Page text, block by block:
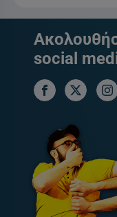
social
facebook social
x social